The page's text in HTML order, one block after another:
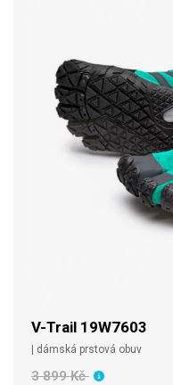
V-Trail 19W7603
| dámská prstová obuv
3 899 Kč